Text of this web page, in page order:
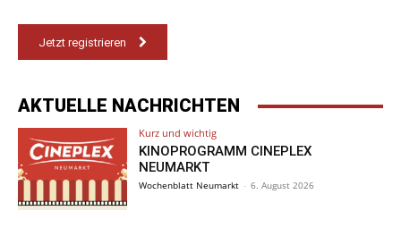
Jetzt registrieren
AKTUELLE NACHRICHTEN
Kurz und wichtig
KINOPROGRAMM CINEPLEX
NEUMARKT
Wochenblatt Neumarkt - 6. August 2026